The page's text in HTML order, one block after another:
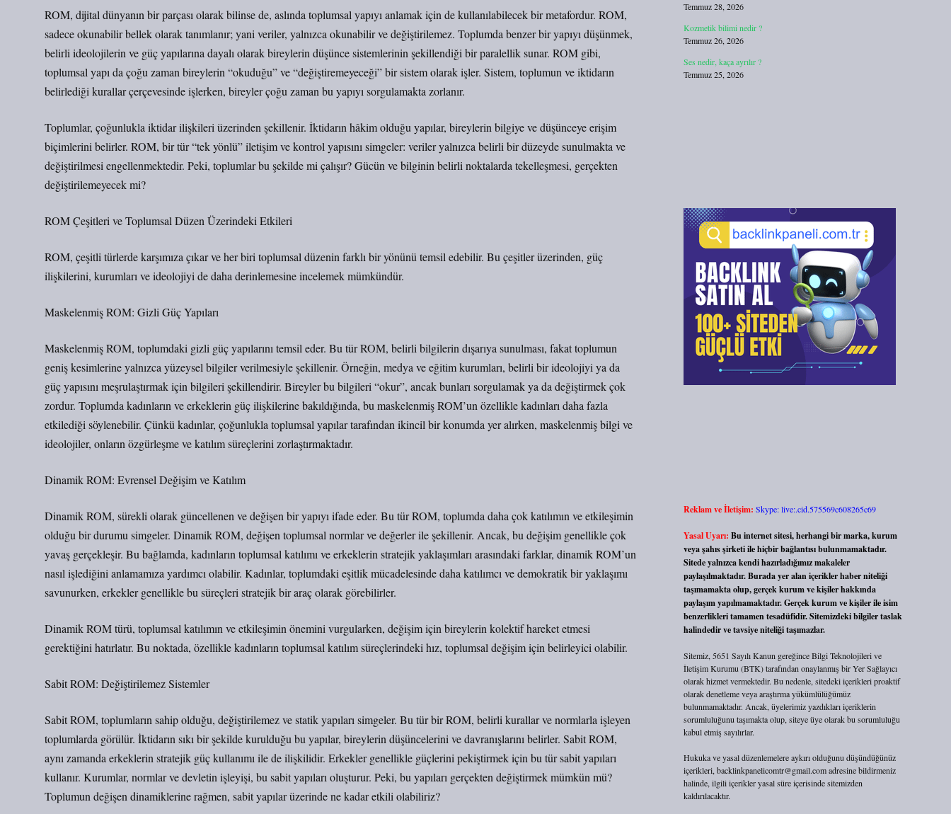
ROM, dijital dünyanın bir parçası olarak bilinse de, aslında toplumsal yapıyı anlamak için de kullanılabilecek bir metafordur. ROM,
sadece okunabilir bellek olarak tanımlanır; yani veriler, yalnızca okunabilir ve değiştirilemez. Toplumda benzer bir yapıyı düşünmek,
belirli ideolojilerin ve güç yapılarına dayalı olarak bireylerin düşünce sistemlerinin şekillendiği bir paralellik sunar. ROM gibi,
toplumsal yapı da çoğu zaman bireylerin “okuduğu” ve “değiştiremeyeceği” bir sistem olarak işler. Sistem, toplumun ve iktidarın
belirlediği kurallar çerçevesinde işlerken, bireyler çoğu zaman bu yapıyı sorgulamakta zorlanır.
Toplumlar, çoğunlukla iktidar ilişkileri üzerinden şekillenir. İktidarın hâkim olduğu yapılar, bireylerin bilgiye ve düşünceye erişim
biçimlerini belirler. ROM, bir tür “tek yönlü” iletişim ve kontrol yapısını simgeler: veriler yalnızca belirli bir düzeyde sunulmakta ve
değiştirilmesi engellenmektedir. Peki, toplumlar bu şekilde mi çalışır? Gücün ve bilginin belirli noktalarda tekelleşmesi, gerçekten
değiştirilemeyecek mi?
ROM Çeşitleri ve Toplumsal Düzen Üzerindeki Etkileri
ROM, çeşitli türlerde karşımıza çıkar ve her biri toplumsal düzenin farklı bir yönünü temsil edebilir. Bu çeşitler üzerinden, güç
ilişkilerini, kurumları ve ideolojiyi de daha derinlemesine incelemek mümkündür.
Maskelenmiş ROM: Gizli Güç Yapıları
Maskelenmiş ROM, toplumdaki gizli güç yapılarını temsil eder. Bu tür ROM, belirli bilgilerin dışarıya sunulması, fakat toplumun
geniş kesimlerine yalnızca yüzeysel bilgiler verilmesiyle şekillenir. Örneğin, medya ve eğitim kurumları, belirli bir ideolojiyi ya da
güç yapısını meşrulaştırmak için bilgileri şekillendirir. Bireyler bu bilgileri “okur”, ancak bunları sorgulamak ya da değiştirmek çok
zordur. Toplumda kadınların ve erkeklerin güç ilişkilerine bakıldığında, bu maskelenmiş ROM’un özellikle kadınları daha fazla
etkilediği söylenebilir. Çünkü kadınlar, çoğunlukla toplumsal yapılar tarafından ikincil bir konumda yer alırken, maskelenmiş bilgi ve
ideolojiler, onların özgürleşme ve katılım süreçlerini zorlaştırmaktadır.
Dinamik ROM: Evrensel Değişim ve Katılım
Dinamik ROM, sürekli olarak güncellenen ve değişen bir yapıyı ifade eder. Bu tür ROM, toplumda daha çok katılımın ve etkileşimin
olduğu bir durumu simgeler. Dinamik ROM, değişen toplumsal normlar ve değerler ile şekillenir. Ancak, bu değişim genellikle çok
yavaş gerçekleşir. Bu bağlamda, kadınların toplumsal katılımı ve erkeklerin stratejik yaklaşımları arasındaki farklar, dinamik ROM’un
nasıl işlediğini anlamamıza yardımcı olabilir. Kadınlar, toplumdaki eşitlik mücadelesinde daha katılımcı ve demokratik bir yaklaşımı
savunurken, erkekler genellikle bu süreçleri stratejik bir araç olarak görebilirler.
Dinamik ROM türü, toplumsal katılımın ve etkileşimin önemini vurgularken, değişim için bireylerin kolektif hareket etmesi
gerektiğini hatırlatır. Bu noktada, özellikle kadınların toplumsal katılım süreçlerindeki hız, toplumsal değişim için belirleyici olabilir.
Sabit ROM: Değiştirilemez Sistemler
Sabit ROM, toplumların sahip olduğu, değiştirilemez ve statik yapıları simgeler. Bu tür bir ROM, belirli kurallar ve normlarla işleyen
toplumlarda görülür. İktidarın sıkı bir şekilde kurulduğu bu yapılar, bireylerin düşüncelerini ve davranışlarını belirler. Sabit ROM,
aynı zamanda erkeklerin stratejik güç kullanımı ile de ilişkilidir. Erkekler genellikle güçlerini pekiştirmek için bu tür sabit yapıları
kullanır. Kurumlar, normlar ve devletin işleyişi, bu sabit yapıları oluşturur. Peki, bu yapıları gerçekten değiştirmek mümkün mü?
Toplumun değişen dinamiklerine rağmen, sabit yapılar üzerinde ne kadar etkili olabiliriz?
Temmuz 28, 2026
Kozmetik bilimi nedir ?
Temmuz 26, 2026
Ses nedir, kaça ayrılır ?
Temmuz 25, 2026
Reklam ve İletişim: Skype: live:.cid.575569c608265c69
Yasal Uyarı: Bu internet sitesi, herhangi bir marka, kurum
veya şahıs şirketi ile hiçbir bağlantısı bulunmamaktadır.
Sitede yalnızca kendi hazırladığımız makaleler
paylaşılmaktadır. Burada yer alan içerikler haber niteliği
taşımamakta olup, gerçek kurum ve kişiler hakkında
paylaşım yapılmamaktadır. Gerçek kurum ve kişiler ile isim
benzerlikleri tamamen tesadüfidir. Sitemizdeki bilgiler taslak
halindedir ve tavsiye niteliği taşımazlar.
Sitemiz, 5651 Sayılı Kanun gereğince Bilgi Teknolojileri ve
İletişim Kurumu (BTK) tarafından onaylanmış bir Yer Sağlayıcı
olarak hizmet vermektedir. Bu nedenle, sitedeki içerikleri proaktif
olarak denetleme veya araştırma yükümlülüğümüz
bulunmamaktadır. Ancak, üyelerimiz yazdıkları içeriklerin
sorumluluğunu taşımakta olup, siteye üye olarak bu sorumluluğu
kabul etmiş sayılırlar.
Hukuka ve yasal düzenlemelere aykırı olduğunu düşündüğünüz
içerikleri, backlinkpanelicomtr@gmail.comadresine bildirmeniz
halinde, ilgili içerikler yasal süre içerisinde sitemizden
kaldırılacaktır.